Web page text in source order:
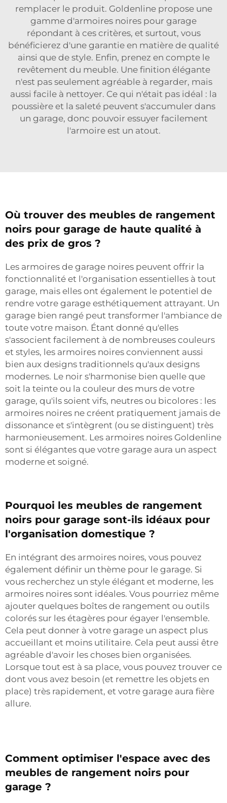
remplacer le produit. Goldenline propose une
gamme d'armoires noires pour garage
répondant à ces critères, et surtout, vous
bénéficierez d'une garantie en matière de qualité
ainsi que de style. Enfin, prenez en compte le
revêtement du meuble. Une finition élégante
n'est pas seulement agréable à regarder, mais
aussi facile à nettoyer. Ce qui n'était pas idéal : la
poussière et la saleté peuvent s'accumuler dans
un garage, donc pouvoir essuyer facilement
l'armoire est un atout.
Où trouver des meubles de rangement
noirs pour garage de haute qualité à
des prix de gros ?
Les armoires de garage noires peuvent offrir la
fonctionnalité et l'organisation essentielles à tout
garage, mais elles ont également le potentiel de
rendre votre garage esthétiquement attrayant. Un
garage bien rangé peut transformer l'ambiance de
toute votre maison. Étant donné qu'elles
s'associent facilement à de nombreuses couleurs
et styles, les armoires noires conviennent aussi
bien aux designs traditionnels qu'aux designs
modernes. Le noir s'harmonise bien quelle que
soit la teinte ou la couleur des murs de votre
garage, qu'ils soient vifs, neutres ou bicolores : les
armoires noires ne créent pratiquement jamais de
dissonance et s'intègrent (ou se distinguent) très
harmonieusement. Les armoires noires Goldenline
sont si élégantes que votre garage aura un aspect
moderne et soigné.
Pourquoi les meubles de rangement
noirs pour garage sont-ils idéaux pour
l'organisation domestique ?
En intégrant des armoires noires, vous pouvez
également définir un thème pour le garage. Si
vous recherchez un style élégant et moderne, les
armoires noires sont idéales. Vous pourriez même
ajouter quelques boîtes de rangement ou outils
colorés sur les étagères pour égayer l'ensemble.
Cela peut donner à votre garage un aspect plus
accueillant et moins utilitaire. Cela peut aussi être
agréable d'avoir les choses bien organisées.
Lorsque tout est à sa place, vous pouvez trouver ce
dont vous avez besoin (et remettre les objets en
place) très rapidement, et votre garage aura fière
allure.
Comment optimiser l'espace avec des
meubles de rangement noirs pour
garage ?